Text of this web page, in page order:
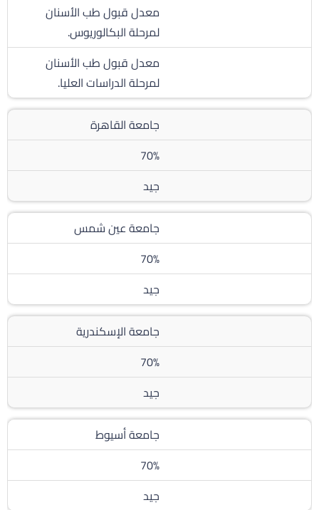
معدل قبول طب الأسنان
لمرحلة البكالوريوس.
معدل قبول طب الأسنان
لمرحلة الدراسات العليا.
جامعة القاهرة
70%
جيد
جامعة عين شمس
70%
جيد
جامعة الإسكندرية
70%
جيد
جامعة أسيوط
70%
جيد